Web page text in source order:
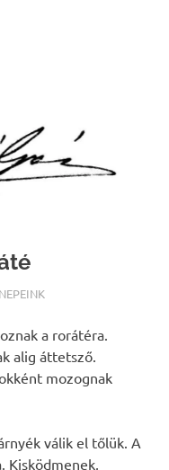
a rorátéra.
alig áttetsző.
mozognak
válik el tőlük. A
Kisködmenek,